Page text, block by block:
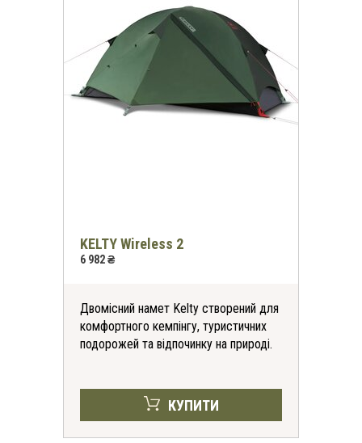
KELTY Wireless 2
6 982 ₴
Двомісний намет Kelty створений для
комфортного кемпінгу, туристичних
подорожей та відпочинку на природі.
КУПИТИ